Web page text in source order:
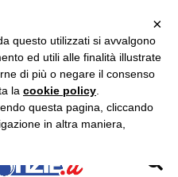
×
questo utilizzati si avvalgono
ed utili alle finalità illustrate
di più o negare il consenso
la cookie policy
questa pagina, cliccando
in altra maniera,